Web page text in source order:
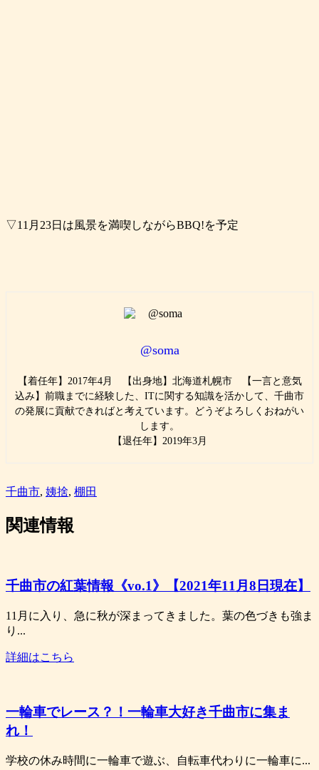
▽11月23日は風景を満喫しながらBBQ!を予定
@soma
【着任年】2017年4月 【出身地】北海道札幌市 【一言と意気
込み】前職までに経験した、ITに関する知識を活かして、千曲市
の発展に貢献できればと考えています。どうぞよろしくおねがい
します。
【退任年】2019年3月
千曲市, 姨捨, 棚田
関連情報
千曲市の紅葉情報《vo.1》【2021年11月8日現在】
11月に入り、急に秋が深まってきました。葉の色づきも強ま
り...
詳細はこちら
一輪車でレース？！一輪車大好き千曲市に集ま
れ！
学校の休み時間に一輪車で遊ぶ、自転車代わりに一輪車に...